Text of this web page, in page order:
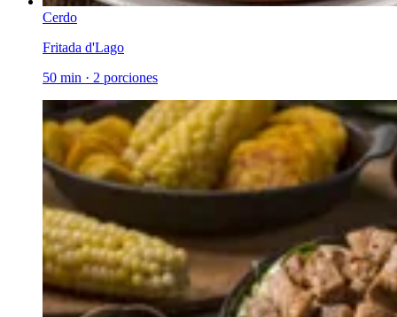
Cerdo
Fritada d'Lago
50 min · 2 porciones